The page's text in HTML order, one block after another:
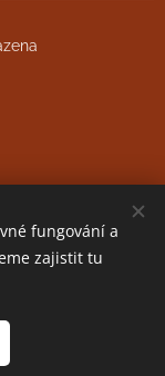
fungování a
zajistit tu